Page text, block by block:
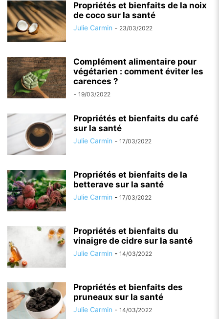
Propriétés et bienfaits de la noix
de coco sur la santé
Julie Carmin - 23/03/2022
Complément alimentaire pour
végétarien : comment éviter les
carences ?
- 19/03/2022
Propriétés et bienfaits du café
sur la santé
Julie Carmin - 17/03/2022
Propriétés et bienfaits de la
betterave sur la santé
Julie Carmin - 17/03/2022
Propriétés et bienfaits du
vinaigre de cidre sur la santé
Julie Carmin - 14/03/2022
Propriétés et bienfaits des
pruneaux sur la santé
Julie Carmin - 14/03/2022